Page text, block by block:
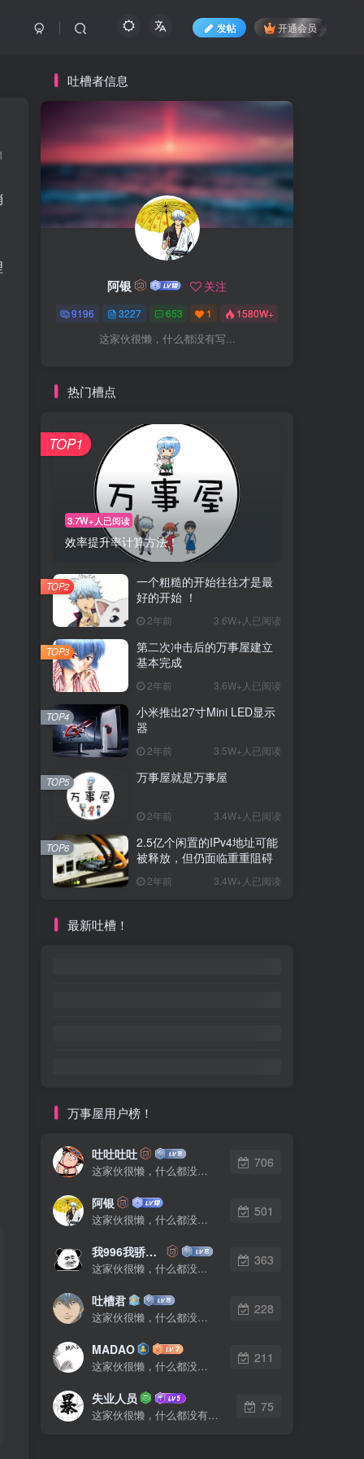
发帖 开通会员
吐槽者信息
阿银 关注
9196 3227 653 1 1580W+
这家伙很懒，什么都没有写...
热门槽点
3.7W+人已阅读
效率提升率计算方法！
TOP1
一个粗糙的开始往往才是最
好的开始 ！
2年前 3.6W+人已阅读
TOP2
第二次冲击后的万事屋建立
基本完成
2年前 3.6W+人已阅读
TOP3
小米推出27寸Mini LED显示
器
2年前 3.5W+人已阅读
TOP4
万事屋就是万事屋
2年前 3.4W+人已阅读
TOP5
2.5亿个闲置的IPv4地址可能
被释放，但仍面临重重阻碍
2年前 3.4W+人已阅读
TOP6
最新吐槽！
万事屋用户榜！
吐吐吐吐
这家伙很懒，什么都没有写...
706
阿银
这家伙很懒，什么都没有写...
501
我996我骄傲了么
这家伙很懒，什么都没有写...
363
吐槽君
这家伙很懒，什么都没有写...
228
MADAO
这家伙很懒，什么都没有写...
211
失业人员
这家伙很懒，什么都没有写...
75